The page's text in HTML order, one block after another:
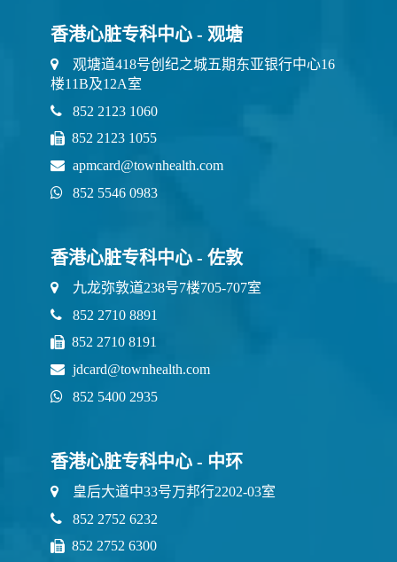
香港心脏专科中心 - 观塘
观塘道418号创纪之城五期东亚银行中心16
楼11B及12A室
852 2123 1060
852 2123 1055
apmcard@townhealth.com
852 5546 0983
香港心脏专科中心 - 佐敦
九龙弥敦道238号7楼705-707室
852 2710 8891
852 2710 8191
jdcard@townhealth.com
852 5400 2935
香港心脏专科中心 - 中环
皇后大道中33号万邦行2202-03室
852 2752 6232
852 2752 6300